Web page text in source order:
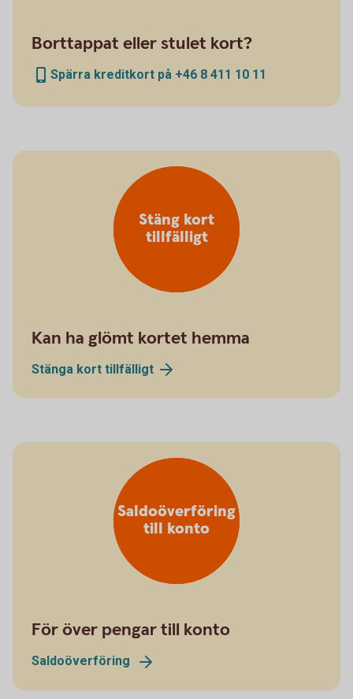
Borttappat eller stulet kort?
Spärra kreditkort på +46 8 411 10 11
Stäng kort
tillfälligt
Kan ha glömt kortet hemma
Stänga kort tillfälligt
Saldoöverföring
till konto
För över pengar till konto
Saldoöverföring